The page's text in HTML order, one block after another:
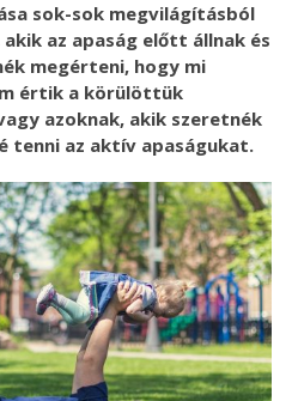
sok-sok megvilágításból
az apaság előtt állnak és
megérteni, hogy mi
értik a körülöttük
azoknak, akik szeretnék
tenni az aktív apaságukat.